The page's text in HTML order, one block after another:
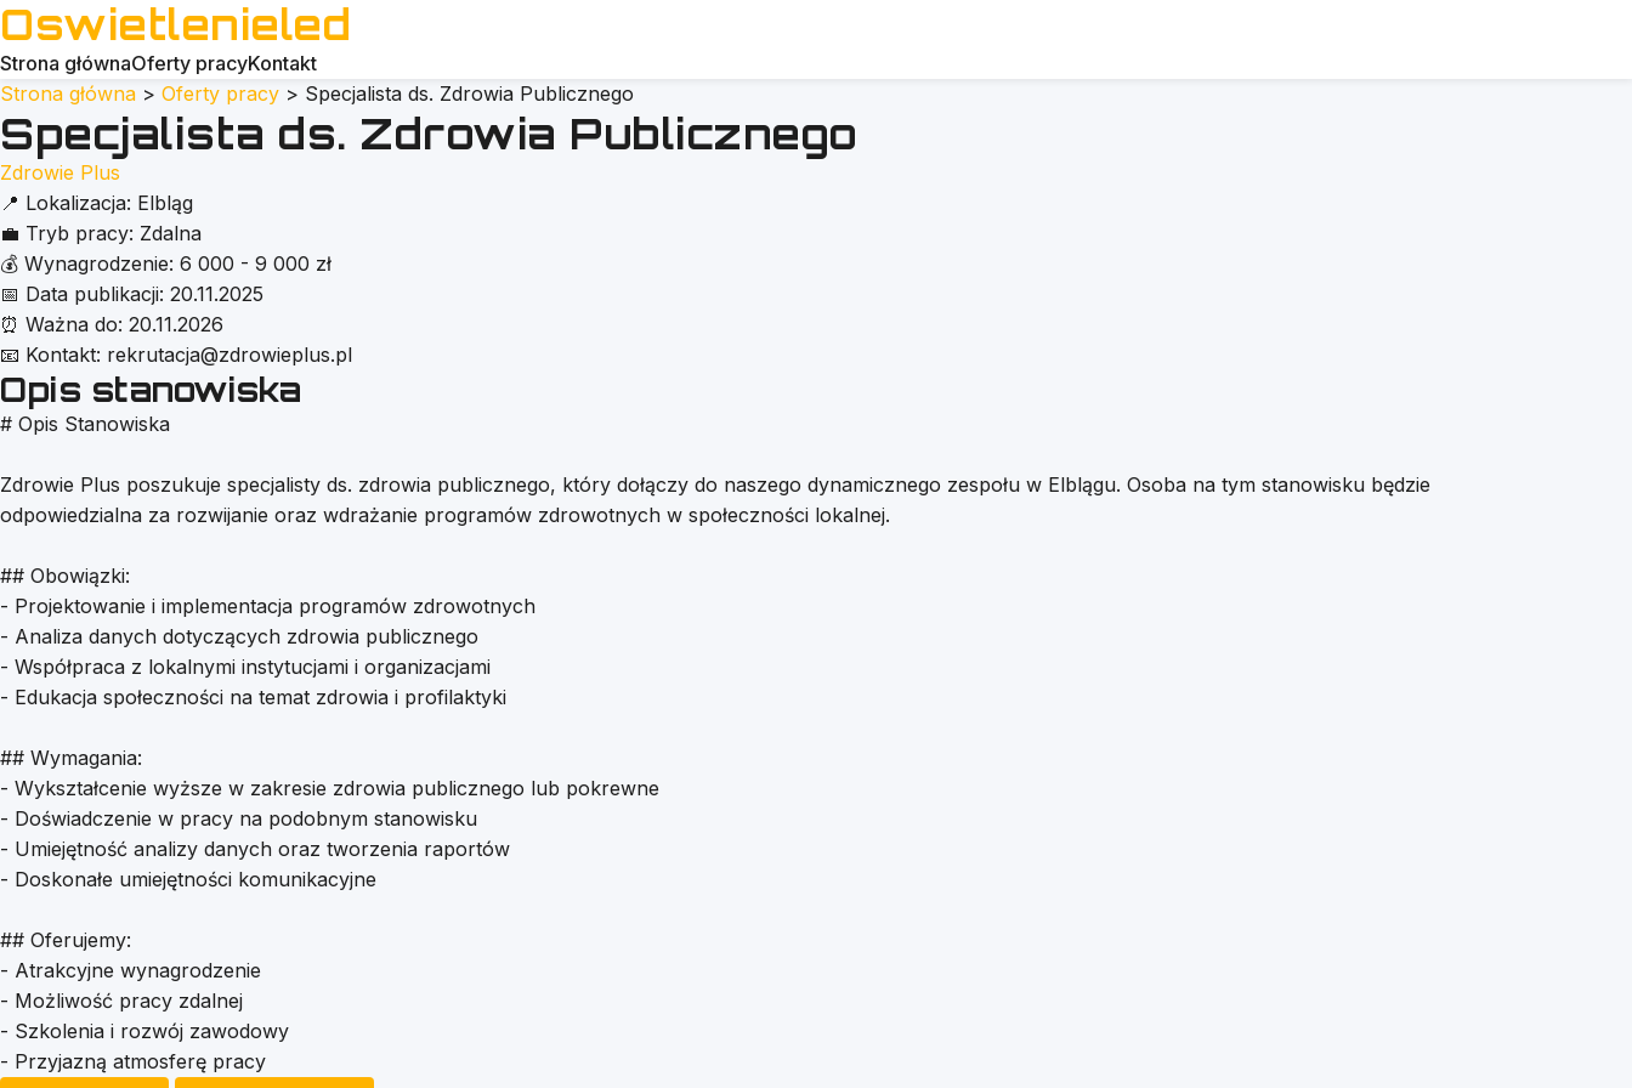
Oswietlenieled
Strona głównaOferty pracyKontakt
Strona główna > Oferty pracy > Specjalista ds. Zdrowia Publicznego
Specjalista ds. Zdrowia Publicznego
Zdrowie Plus
📍 Lokalizacja: Elbląg
💼 Tryb pracy: Zdalna
💰 Wynagrodzenie: 6 000 - 9 000 zł
📅 Data publikacji: 20.11.2025
⏰ Ważna do: 20.11.2026
📧 Kontakt: rekrutacja@zdrowieplus.pl
Opis stanowiska
# Opis Stanowiska
Zdrowie Plus poszukuje specjalisty ds. zdrowia publicznego, który dołączy do naszego dynamicznego zespołu w Elblągu. Osoba na tym stanowisku będzie
odpowiedzialna za rozwijanie oraz wdrażanie programów zdrowotnych w społeczności lokalnej.
## Obowiązki:
- Projektowanie i implementacja programów zdrowotnych
- Analiza danych dotyczących zdrowia publicznego
- Współpraca z lokalnymi instytucjami i organizacjami
- Edukacja społeczności na temat zdrowia i profilaktyki
## Wymagania:
- Wykształcenie wyższe w zakresie zdrowia publicznego lub pokrewne
- Doświadczenie w pracy na podobnym stanowisku
- Umiejętność analizy danych oraz tworzenia raportów
- Doskonałe umiejętności komunikacyjne
## Oferujemy:
- Atrakcyjne wynagrodzenie
- Możliwość pracy zdalnej
- Szkolenia i rozwój zawodowy
- Przyjazną atmosferę pracy